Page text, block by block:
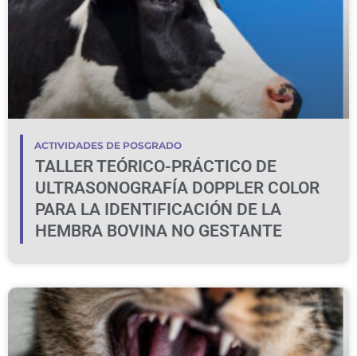
ACTIVIDADES DE POSGRADO
TALLER TEÓRICO-PRÁCTICO DE
ULTRASONOGRAFÍA DOPPLER COLOR
PARA LA IDENTIFICACIÓN DE LA
HEMBRA BOVINA NO GESTANTE